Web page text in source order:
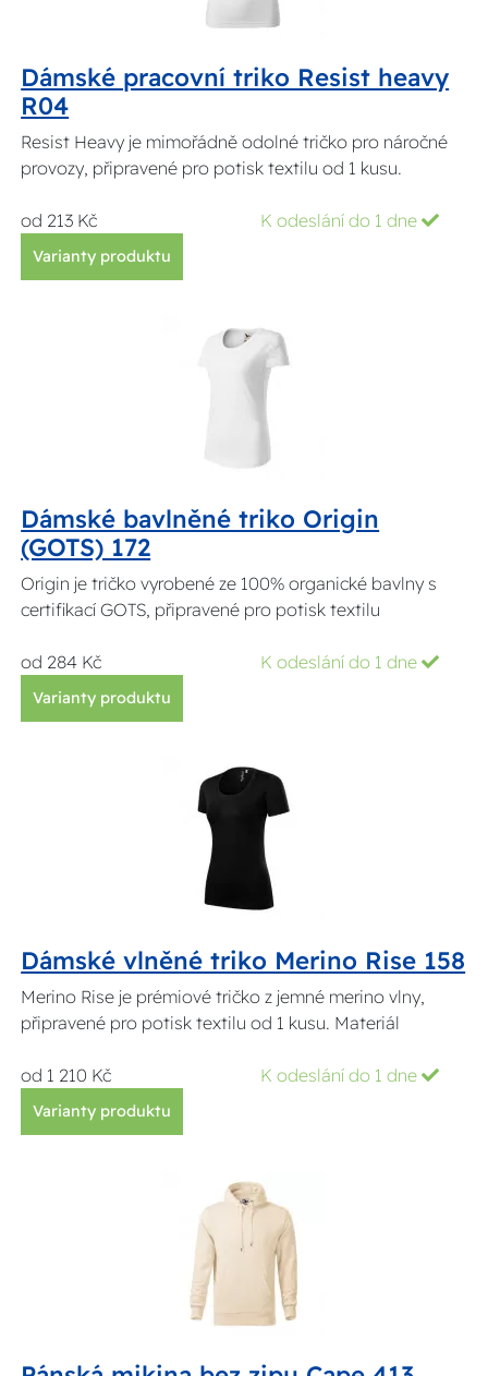
Dámské pracovní triko Resist heavy
R04
Resist Heavy je mimořádně odolné tričko pro náročné
provozy, připravené pro potisk textilu od 1 kusu.
od 213 Kč K odeslání do 1 dne
Varianty produktu
Dámské bavlněné triko Origin
(GOTS) 172
Origin je tričko vyrobené ze 100% organické bavlny s
certifikací GOTS, připravené pro potisk textilu
od 284 Kč K odeslání do 1 dne
Varianty produktu
Dámské vlněné triko Merino Rise 158
Merino Rise je prémiové tričko z jemné merino vlny,
připravené pro potisk textilu od 1 kusu. Materiál
od 1 210 Kč K odeslání do 1 dne
Varianty produktu